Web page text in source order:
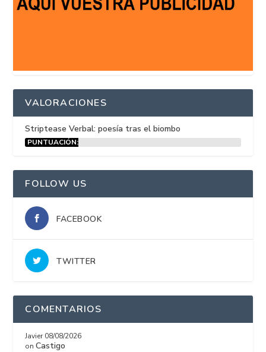
VALORACIONES
Striptease Verbal: poesía tras el biombo
PUNTUACIÓN:
FOLLOW US
FACEBOOK
TWITTER
COMENTARIOS
Javier 08/08/2026
onCastigo